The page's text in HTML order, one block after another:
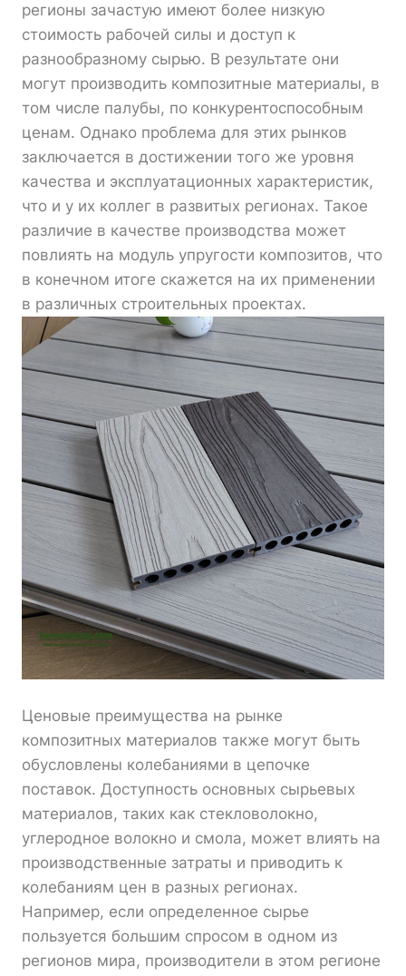
регионы зачастую имеют более низкую
стоимость рабочей силы и доступ к
разнообразному сырью. В результате они
могут производить композитные материалы, в
том числе палубы, по конкурентоспособным
ценам. Однако проблема для этих рынков
заключается в достижении того же уровня
качества и эксплуатационных характеристик,
что и у их коллег в развитых регионах. Такое
различие в качестве производства может
повлиять на модуль упругости композитов, что
в конечном итоге скажется на их применении
в различных строительных проектах.
Ценовые преимущества на рынке
композитных материалов также могут быть
обусловлены колебаниями в цепочке
поставок. Доступность основных сырьевых
материалов, таких как стекловолокно,
углеродное волокно и смола, может влиять на
производственные затраты и приводить к
колебаниям цен в разных регионах.
Например, если определенное сырье
пользуется большим спросом в одном из
регионов мира, производители в этом регионе